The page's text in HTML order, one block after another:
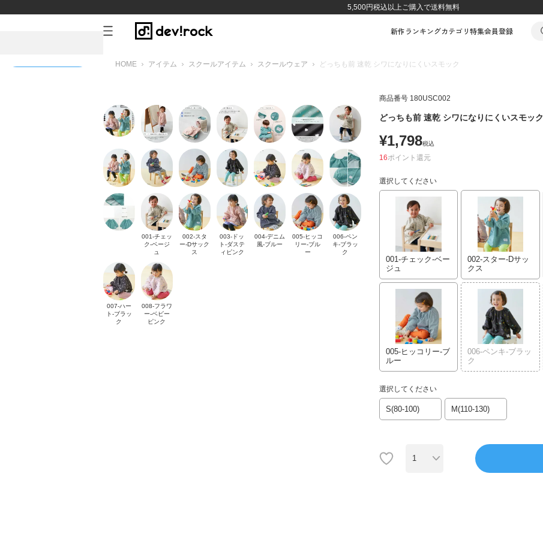
5,500円税込以上ご購入で送料無料
新作ランキングカテゴリ特集会員登録
HOME アイテム スクールアイテム スクールウェア どっちも前 速乾 シワになりにくいスモック
001-チェッ
ク-ベージ
ュ
002-スタ
ー-Dサック
ス
003-ドッ
ト-ダステ
ィピンク
004-デニム
風-ブルー
005-ヒッコ
リー-ブル
ー
006-ペン
キ-ブラッ
ク
007-ハー
ト-ブラッ
ク
008-フラワ
ー-ベビー
ピンク
商品番号 180USC002
どっちも前 速乾 シワになりにくいスモック
¥1,798税込
16ポイント
選択してください
001-チェック-ベー
ジュ
002-スター-Dサッ
クス
005-ヒッコリー-ブ
ルー
006-ペンキ-ブラッ
ク
選択してください
S(80-100) M(110-130)